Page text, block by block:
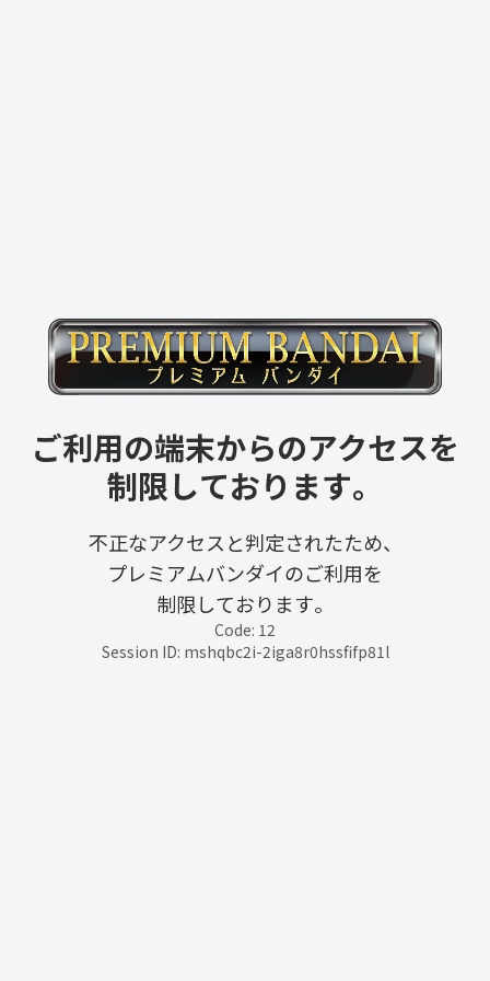
ご利用の端末からのアクセスを
制限しております。
不正なアクセスと判定されたため、
プレミアムバンダイのご利用を
制限しております。
Code: 12
Session ID: mshqbc2i-2iga8r0hssfifp81l